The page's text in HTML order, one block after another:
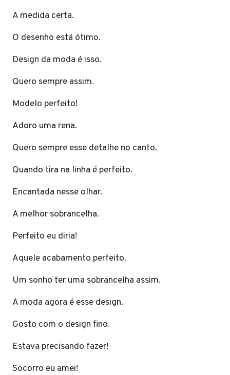
A medida certa.
O desenho está ótimo.
Design da moda é isso.
Quero sempre assim.
Modelo perfeito!
Adoro uma rena.
Quero sempre esse detalhe no canto.
Quando tira na linha é perfeito.
Encantada nesse olhar.
A melhor sobrancelha.
Perfeito eu diria!
Aquele acabamento perfeito.
Um sonho ter uma sobrancelha assim.
A moda agora é esse design.
Gosto com o design fino.
Estava precisando fazer!
Socorro eu amei!